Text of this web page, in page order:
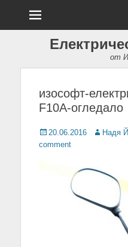
от
изософт-
F10A-огледало
Posted
on
20.06.2016 Author
Надя
comment